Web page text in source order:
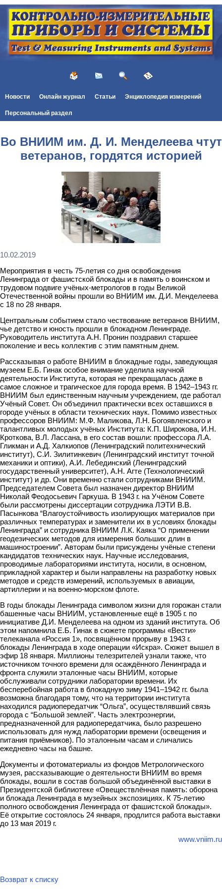
Новости Онлайн журнал Статьи Энциклопедия измерений
Персональный раздел
Во ВНИИМ им. Д. И. Менделеева чтут
ветеранов, гордятся историей
10.02.2019
Мероприятия в честь 75-летия со дня освобождения
Ленинграда от фашистской блокады и в память о воинском и
трудовом подвиге учёных-метрологов в годы Великой
Отечественной войны прошли во ВНИИМ им. Д.И. Менделеева
с 18 по 28 января.
Центральным событием стало чествование ветеранов ВНИИМ,
чье детство и юность прошли в блокадном Ленинграде.
Руководитель института А.Н. Пронин поздравил старшее
поколение и весь коллектив с этим памятным днем.
Рассказывая о работе ВНИИМ в блокадные годы, заведующая
музеем Е.Б. Гинак особое внимание уделила научной
деятельности Института, которая не прекращалась даже в
самое сложное и трагическое для города время. В 1942–1943 гг.
ВНИИМ был единственным научным учреждением, где работал
Учёный Совет. Он объединил практически всех оставшихся в
городе учёных в области технических наук. Помимо известных
профессоров ВНИИМ: М.Ф. Маликова, Л.Н. Богоявленского и
талантливых молодых учёных Института: К.П. Широкова, И.Н.
Кроткова, В.Л. Лассана, в его состав вошли: профессора Л.А.
Гликман и А.Д. Халкиопов (Ленинградский политехнический
институт), С.И. Зилитинкевич (Ленинградский институт точной
механики и оптики), А.И. Лебединский (Ленинградский
государственный университет), А.Н. Агте (Технологический
институт) и др. Они временно стали сотрудниками ВНИИМ.
Председателем Совета был назначен директор ВНИИМ
Николай Феодосьевич Гаркуша. В 1943 г. на Учёном Совете
были рассмотрены диссертации сотрудника ЛЭТИ В.В.
Пасынкова “Влагоустойчивость изолирующих материалов при
различных температурах и заменители их в условиях блокады
Ленинграда” и сотрудника ВНИИМ Л.К. Каяка “О применении
геодезических методов для измерения больших длин в
машиностроении”. Авторам были присуждены учёные степени
кандидатов технических наук. Научные исследования,
проводимые лабораториями института, носили, в основном,
прикладной характер и были направлены на разработку новых
методов и средств измерений, используемых в авиации,
артиллерии и на военно-морском флоте.
В годы блокады Ленинграда символом жизни для горожан стали
башенные часы ВНИИМ, установленные ещё в 1905 г. по
инициативе Д.И. Менделеева на одном из зданий института. Об
этом напомнила Е.Б. Гинак в сюжете программы «Вести»
телеканала «Россия 1», посвящённом прорыву в 1943 г.
блокады Ленинграда в ходе операции «Искра». Сюжет вышел в
эфир 18 января. Миллионы телезрителей узнали также, что
источником точного времени для осаждённого Ленинграда и
фронта служили эталонные часы ВНИИМ, которые
обслуживали сотрудники лаборатории времени. Их
бесперебойная работа в блокадную зиму 1941–1942 гг. была
возможна благодаря тому, что на территории института
находился радиопередатчик “Ольга”, осуществлявший связь
города с “Большой землей”. Часть электроэнергии,
предназначенной для радиопередатчика, было разрешено
использовать для нужд лаборатории времени (освещения и
питания приёмников). По эталонным часам и сличались
ежедневно часы на башне.
Документы и фотоматериалы из фондов Метрологического
музея, рассказывающие о деятельности ВНИИМ во время
блокады, вошли в состав большой объединённой выставки в
Президентской библиотеке «Овеществлённая память: оборона
и блокада Ленинграда в музейных экспозициях. К 75-летию
полного освобождения Ленинграда от фашистской блокады».
Её открытие состоялось 24 января, продлится работа выставки
до 13 мая 2019 г.
www.vniim.ru
Возврат к списку